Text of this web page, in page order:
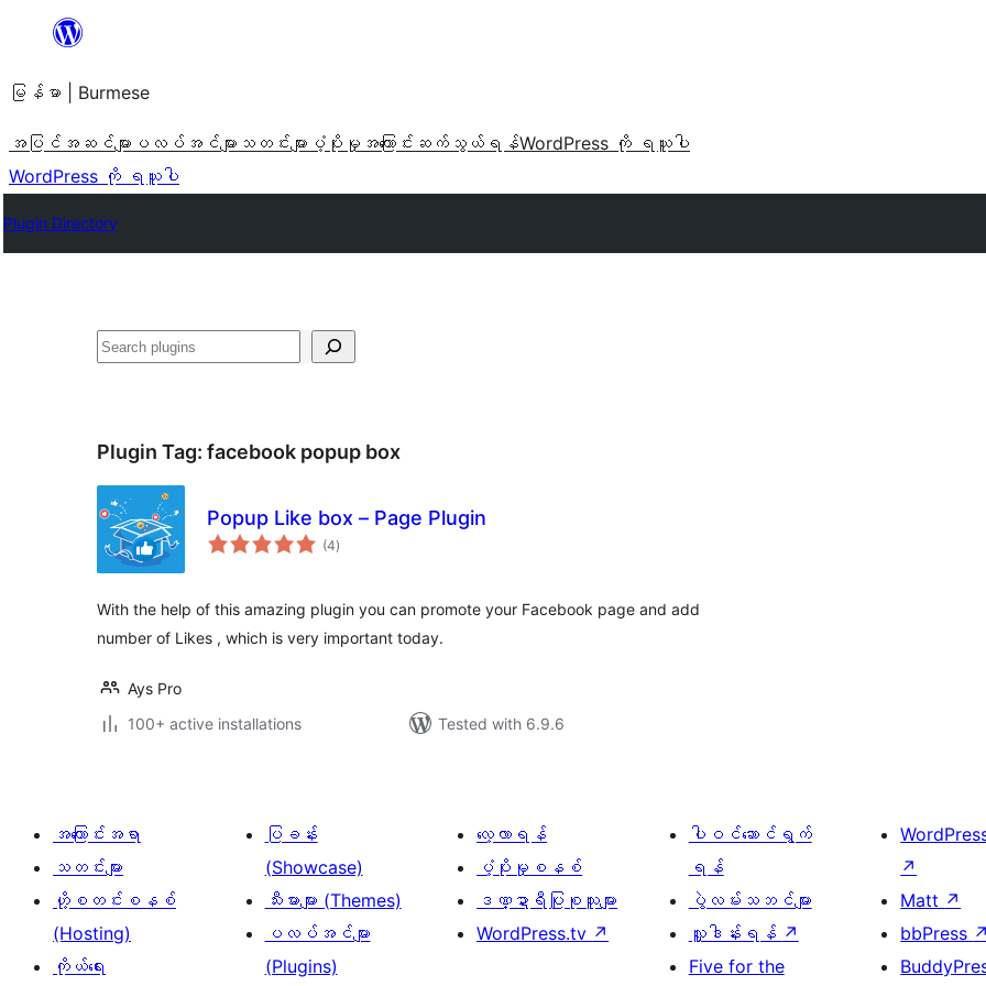
အကြောင်းအရာ
ကျော်သွား
ရန်
မြန်မာ | Burmese
အပြင်အဆင်များ ပလပ်အင်များ သတင်းများ ပံ့ပိုးမှု အကြောင်း ဆက်သွယ်ရန်WordPress ကို ရယူပါ
WordPress ကို ရယူပါ
Plugin Directory
ရှာ
Plugin Tag: facebook popup box
Popup Like box – Page Plugin
(4total
ratings
)
With the help of this amazing plugin you can promote your Facebook page and add
number of Likes , which is very important today.
Ays Pro
100+ active installations
Tested with 6.9.6
အကြောင်းအရာ
သတင်းများ
ဟို့စတင်းစနစ်
(Hosting)
ကိုယ်ရေး
ပြခန်း
(Showcase)
သီးမားများ (Themes)
ပလပ်အင်များ
(Plugins)
လေ့လာရန်
ပံ့ပိုးမှုစနစ်
ဒဏ္ဍာရီပြုစုသူများ
WordPress.tv ↗
ပါဝင်ဆောင်ရွက်
ရန်
ပွဲလမ်းသဘင်များ
လှူဒါန်းရန် ↗
Five for the
↗
Matt ↗
bbPress ↗